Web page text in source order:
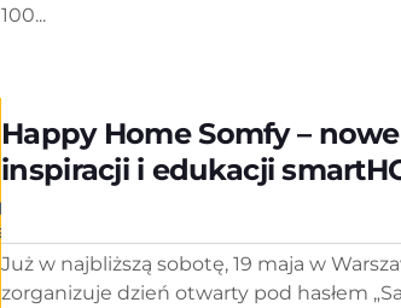
100...
Happy Home Somfy –
inspiracji i edukacji
Już w najbliższą sobotę, 19 maja w
zorganizuje dzień otwarty pod hasłem